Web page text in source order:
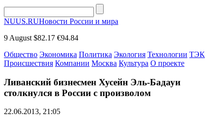
NUUS.RUНовости России и мира
9 August $82.17 €94.84
Общество Экономика Политика Экология Технологии ТЭК
Происшествия Компании Москва Культура О проекте
Ливанский бизнесмен Хусейн Эль-Бадауи
столкнулся в России с произволом
22.06.2013, 21:05